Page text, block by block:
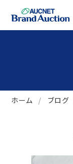
ホーム ブログ